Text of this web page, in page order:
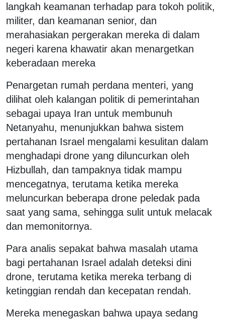
langkah keamanan terhadap para tokoh politik,
militer, dan keamanan senior, dan
merahasiakan pergerakan mereka di dalam
negeri karena khawatir akan menargetkan
keberadaan mereka
Penargetan rumah perdana menteri, yang
dilihat oleh kalangan politik di pemerintahan
sebagai upaya Iran untuk membunuh
Netanyahu, menunjukkan bahwa sistem
pertahanan Israel mengalami kesulitan dalam
menghadapi drone yang diluncurkan oleh
Hizbullah, dan tampaknya tidak mampu
mencegatnya, terutama ketika mereka
meluncurkan beberapa drone peledak pada
saat yang sama, sehingga sulit untuk melacak
dan memonitornya.
Para analis sepakat bahwa masalah utama
bagi pertahanan Israel adalah deteksi dini
drone, terutama ketika mereka terbang di
ketinggian rendah dan kecepatan rendah.
Mereka menegaskan bahwa upaya sedang